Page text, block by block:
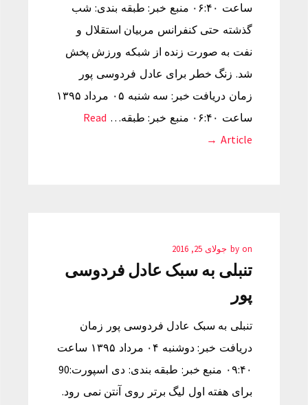
ساعت ۰۶:۴۰ منبع خبر: طبقه بندی: شب
گذشته حتی کنفرانس مربیان استقلال و
نفت به صورت زنده از شبکه ورزش پخش
شد. زنگ خطر برای عادل فردوسی پور
زمان دریافت خبر: سه شنبه ۰۵ مرداد ۱۳۹۵
ساعت ۰۶:۴۰ منبع خبر: طبقه…
Read
Article →
by on جولای 25, 2016
تنبلی به سبک عادل فردوسی
پور
تنبلی به سبک عادل فردوسی پور زمان
دریافت خبر: دوشنبه ۰۴ مرداد ۱۳۹۵ ساعت
۰۹:۴۰ منبع خبر: طبقه بندی: دی اسپورت:90
برای هفته اول لیگ برتر روی آنتن نمی رود.